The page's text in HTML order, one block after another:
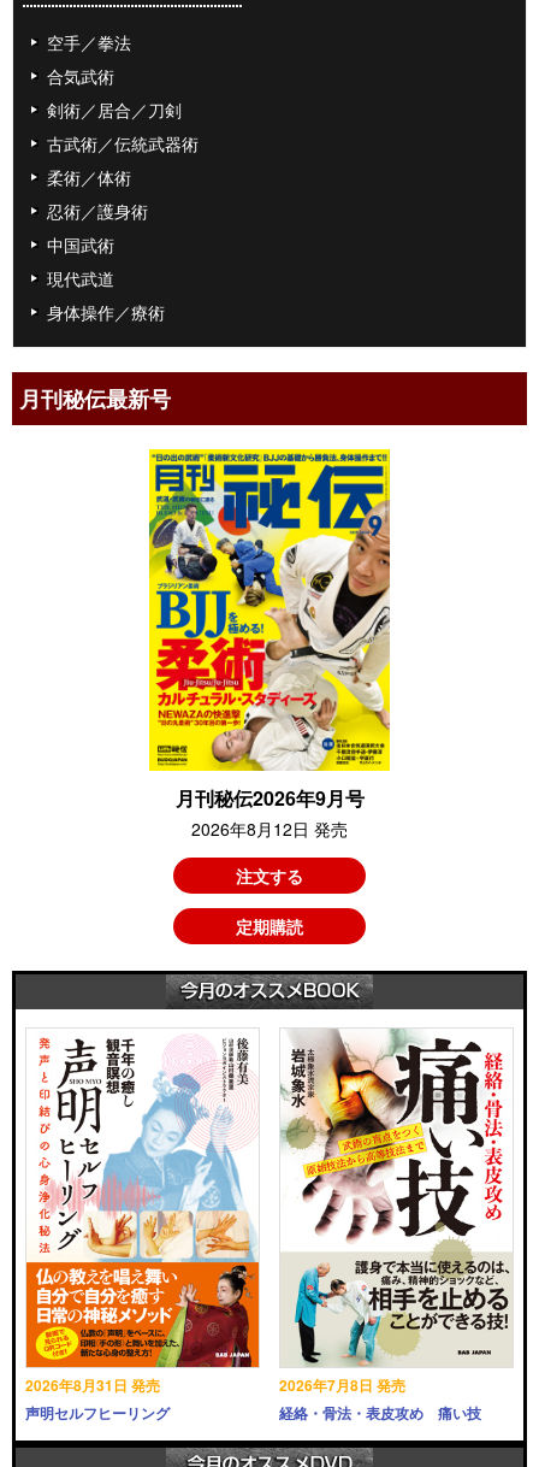
空手／拳法
合気武術
剣術／居合／刀剣
古武術／伝統武器術
柔術／体術
忍術／護身術
中国武術
現代武道
身体操作／療術
月刊秘伝最新号
月刊秘伝2026年9月号
2026年8月12日 発売
注文する
定期購読
2026年8月31日 発売
声明セルフヒーリング
2026年7月8日 発売
経絡・骨法・表皮攻め 痛い技